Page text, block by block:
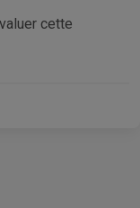
cette